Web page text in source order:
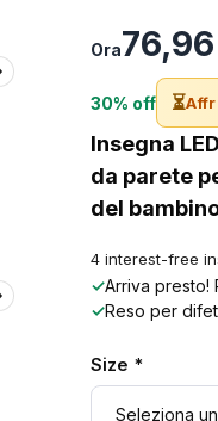
Ora
30% off ⏳
Insegna
da parete
del
4 interest-free
✓Arriva
✓Reso per
Size *